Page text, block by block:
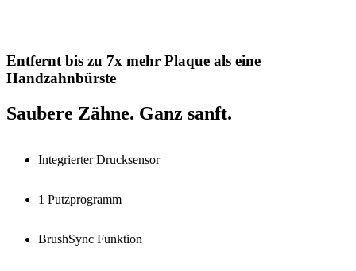
Entfernt bis zu 7x mehr Plaque als eine
Handzahnbürste
Saubere Zähne. Ganz sanft.
Integrierter Drucksensor
1 Putzprogramm
BrushSync Funktion